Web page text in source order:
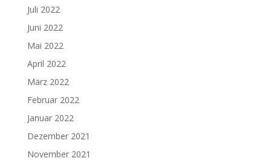
Juli 2022
Juni 2022
Mai 2022
April 2022
März 2022
Februar 2022
Januar 2022
Dezember 2021
November 2021